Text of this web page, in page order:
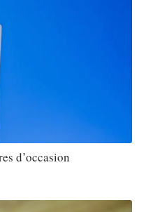
d’occasion